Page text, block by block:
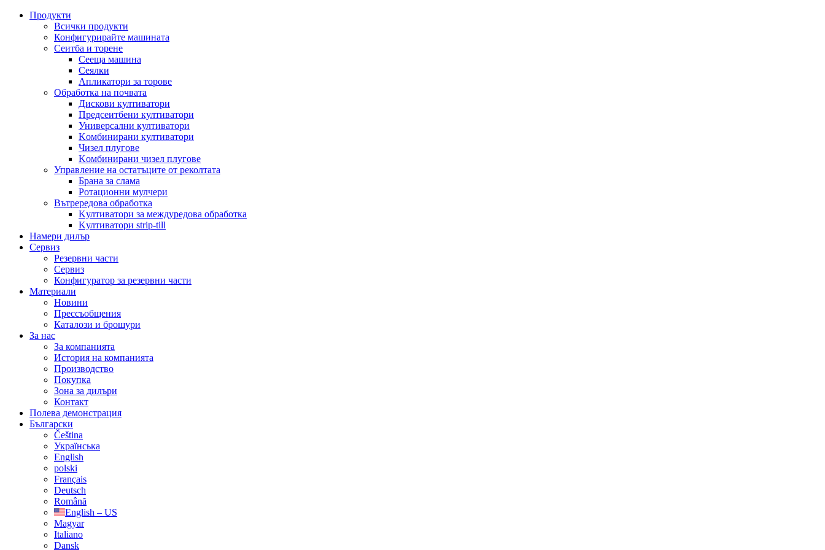
Продукти
Всички продукти
Конфигурирайте машината
Сеитба и торене
Cееща машина
Cеялки
Апликатори за торове
Обработка на почвата
Дискови култиватори
Предсеитбени култиватори
Универсални култиватори
Kомбинирани култиватори
Чизел плугове
Kомбинирани чизел плугове
Управление на остатъците от реколтата
Брана за слама
Pотационни мулчери
Вътрередова обработка
Kултиватори за междуредова обработка
Kултиватори strip-till
Намери дилър
Сервиз
Резервни части
Сервиз
Конфигуратор за резервни части
Материали
Новини
Прессъобщения
Каталози и брошури
За нас
За компанията
История на компанията
Производство
Покупка
Зона за дилъри
Контакт
Полева демонстрация
Български
Čeština
Українська
English
polski
Français
Deutsch
Română
English – US
Magyar
Italiano
Dansk